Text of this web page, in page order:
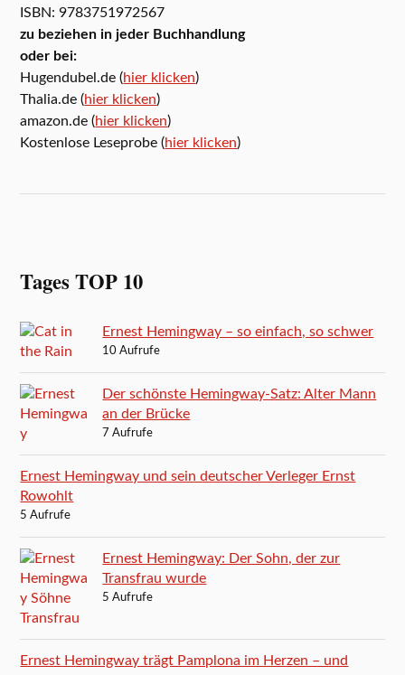
ISBN: 9783751972567
zu beziehen in jeder Buchhandlung
oder bei:
Hugendubel.de (hier klicken)
Thalia.de (hier klicken)
amazon.de (hier klicken)
Kostenlose Leseprobe (hier klicken)
Tages TOP 10
Ernest Hemingway – so einfach, so schwer
10 Aufrufe
Der schönste Hemingway-Satz: Alter Mann
an der Brücke
7 Aufrufe
Ernest Hemingway und sein deutscher Verleger Ernst
Rowohlt
5 Aufrufe
Ernest Hemingway: Der Sohn, der zur
Transfrau wurde
5 Aufrufe
Ernest Hemingway trägt Pamplona im Herzen – und